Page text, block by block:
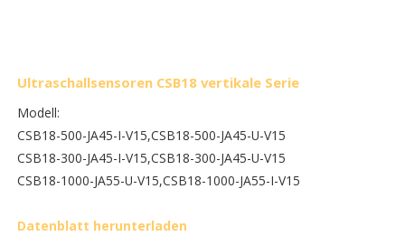
Ultraschallsensoren CSB18 vertikale Serie
Modell:
CSB18-500-JA45-I-V15,CSB18-500-JA45-U-V15
CSB18-300-JA45-I-V15,CSB18-300-JA45-U-V15
CSB18-1000-JA55-U-V15,CSB18-1000-JA55-I-V15
Datenblatt herunterladen